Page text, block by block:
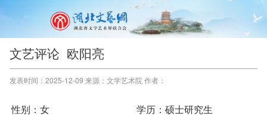
文艺评论 欧阳亮
发表时间：2025-12-09 来源：文学艺术院 作者：
性别：女 学历：硕士研究生